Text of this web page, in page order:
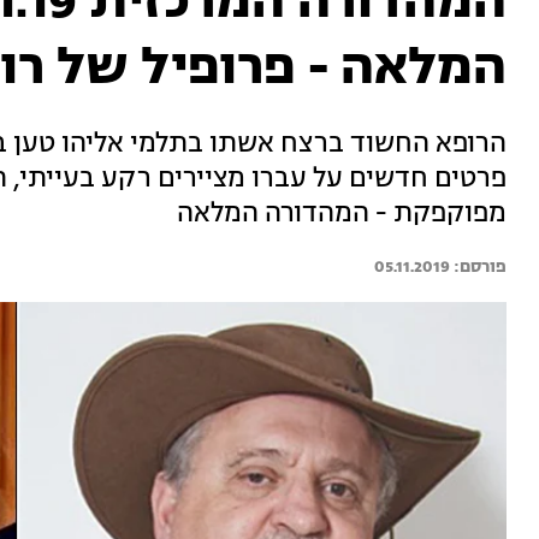
המלאה - פרופיל של
הרופא החשוד ברצח אשתו בתלמי אליהו טען
פרטים חדשים על עברו מציירים רקע
מפוקפקת - המהדורה המלאה
05.11.2019